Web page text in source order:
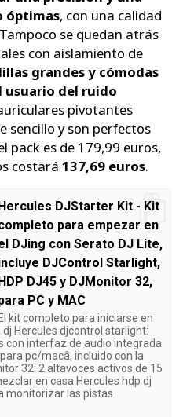
óptimas, con una calidad
se quedan atrás
con aislamiento de
grandes y cómodas
usuario del ruido
pivotantes
y son perfectos
pack es de 179,99 euros,
costará 137,69 euros.
Hercules DJStarter Kit - Kit
para empezar en
DJing con Serato DJ Lite,
DJControl Starlight,
HDP DJ45 y DJMonitor 32,
PC y MAC
El kit completo para iniciarse en
Hercules djcontrol starlight:
con interfaz de audio integrada
pc/macâ, incluido con la
32: 2 altavoces activos de 15
en casa Hercules hdp dj
monitorizar las pistas